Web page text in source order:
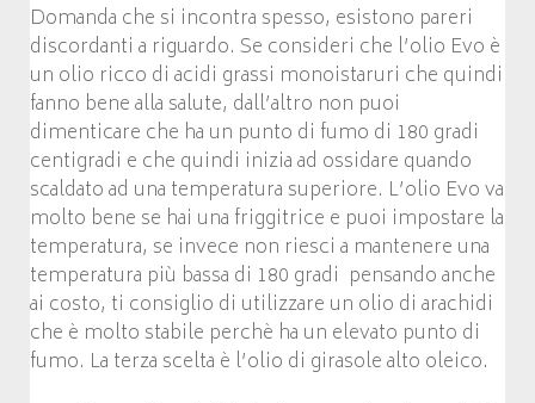
Domanda che si incontra spesso, esistono pareri
discordanti a riguardo. Se consideri che l’olio Evo è
un olio ricco di acidi grassi monoistaruri che quindi
fanno bene alla salute, dall’altro non puoi
dimenticare che ha un punto di fumo di 180 gradi
centigradi e che quindi inizia ad ossidare quando
scaldato ad una temperatura superiore. L’olio Evo va
molto bene se hai una friggitrice e puoi impostare la
temperatura, se invece non riesci a mantenere una
temperatura più bassa di 180 gradi pensando anche
ai costo, ti consiglio di utilizzare un olio di arachidi
che è molto stabile perchè ha un elevato punto di
fumo. La terza scelta è l’olio di girasole alto oleico.